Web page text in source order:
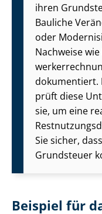
ihren
Bauliche
oder
Nachweise
dokumentiert.
prüft diese
sie, um eine
Sie sicher,
Grundsteuer
Beispiel für